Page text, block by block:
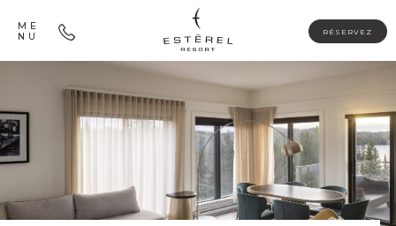
ME
NU
RÉSERVEZ